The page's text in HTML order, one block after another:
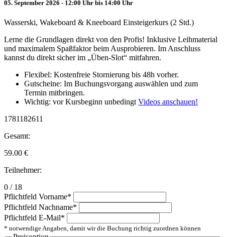
05. September 2026 - 12:00 Uhr bis 14:00 Uhr
Wasserski, Wakeboard & Kneeboard Einsteigerkurs (2 Std.)
Lerne die Grundlagen direkt von den Profis! Inklusive Leihmaterial
und maximalem Spaßfaktor beim Ausprobieren. Im Anschluss
kannst du direkt sicher im „Üben-Slot“ mitfahren.
Flexibel: Kostenfreie Stornierung bis 48h vorher.
Gutscheine: Im Buchungsvorgang auswählen und zum
Termin mitbringen.
Wichtig: vor Kursbeginn unbedingt Videos anschauen!
1781182611
Gesamt:
59.00 €
Teilnehmer:
0 / 18
Pflichtfeld Vorname*
Pflichtfeld Nachname*
Pflichtfeld E-Mail*
* notwendige Angaben, damit wir die Buchung richtig zuordnen können